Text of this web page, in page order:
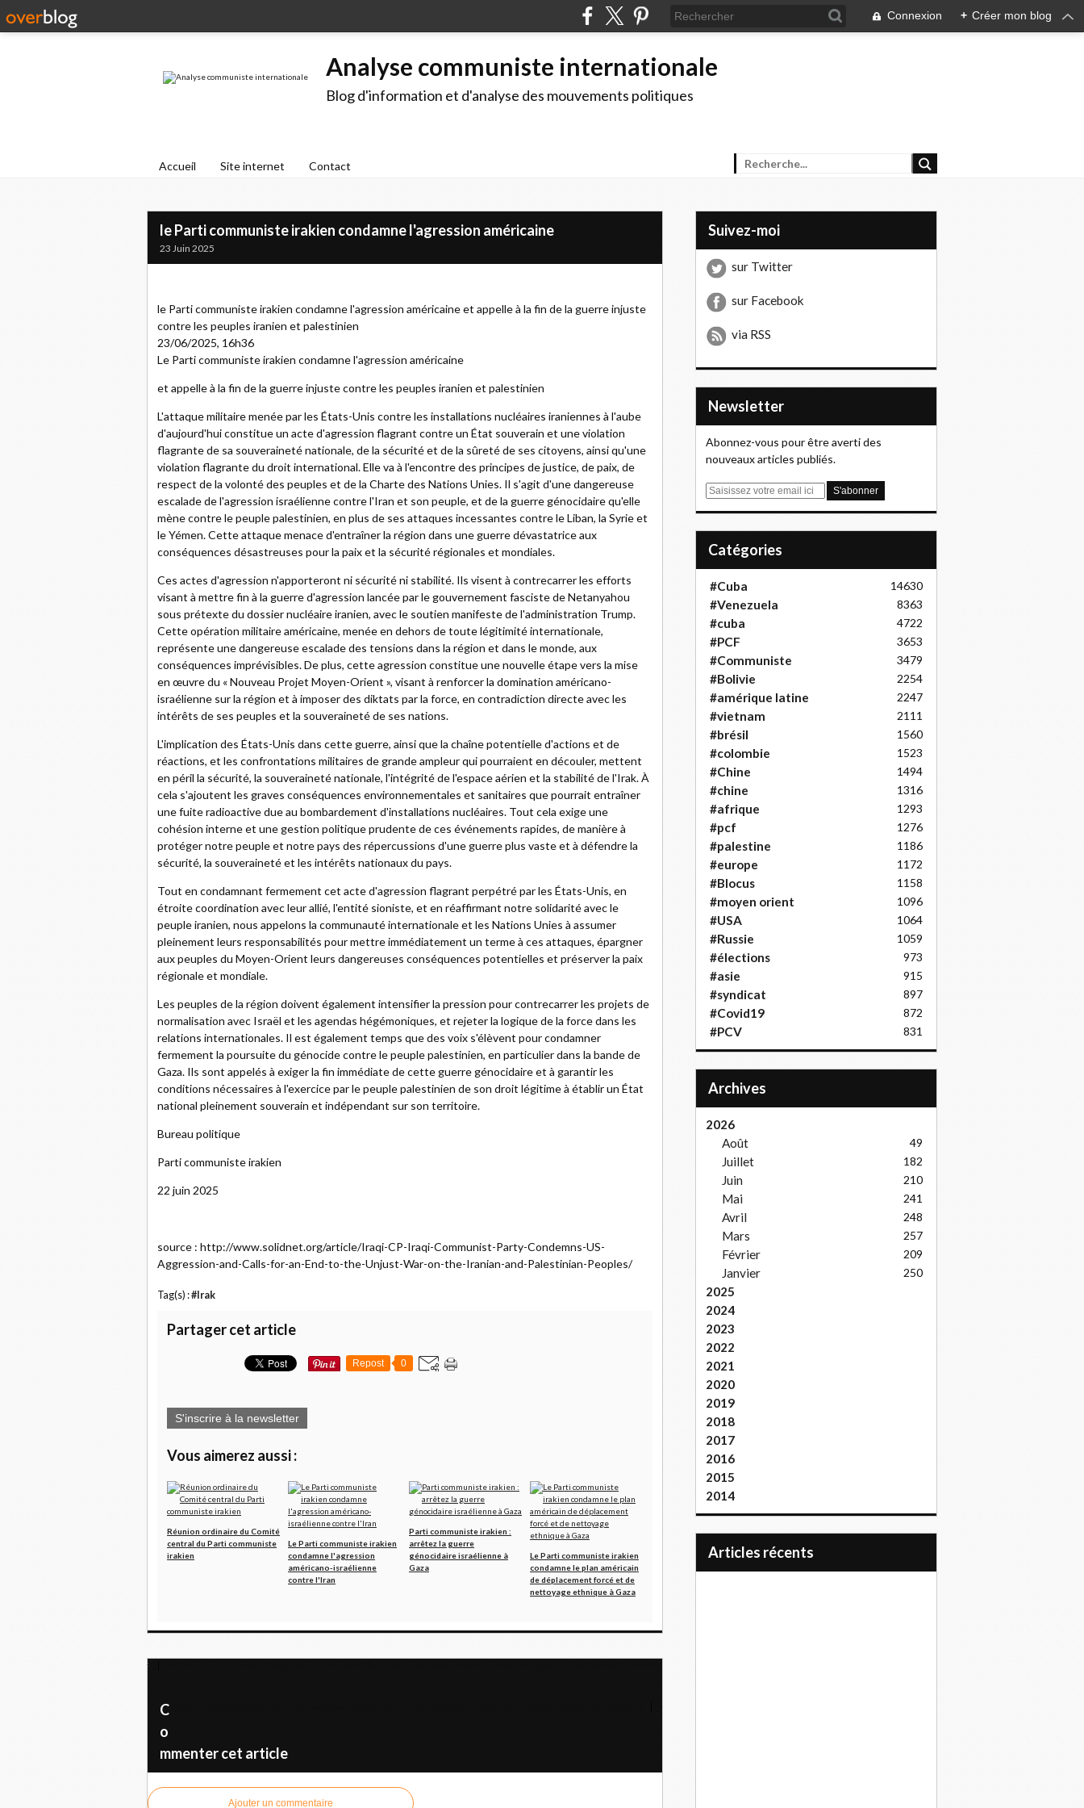
Connexion + Créer mon blog
Analyse communiste internationale
Blog d'information et d'analyse des mouvements politiques
Accueil Site internet Contact
le Parti communiste irakien condamne l'agression américaine
23 Juin 2025
le Parti communiste irakien condamne l'agression américaine et appelle à la fin de la guerre injuste
contre les peuples iranien et palestinien
23/06/2025, 16h36
Le Parti communiste irakien condamne l'agression américaine
et appelle à la fin de la guerre injuste contre les peuples iranien et palestinien
L'attaque militaire menée par les États-Unis contre les installations nucléaires iraniennes à l'aube
d'aujourd'hui constitue un acte d'agression flagrant contre un État souverain et une violation
flagrante de sa souveraineté nationale, de la sécurité et de la sûreté de ses citoyens, ainsi qu'une
violation flagrante du droit international. Elle va à l'encontre des principes de justice, de paix, de
respect de la volonté des peuples et de la Charte des Nations Unies. Il s'agit d'une dangereuse
escalade de l'agression israélienne contre l'Iran et son peuple, et de la guerre génocidaire qu'elle
mène contre le peuple palestinien, en plus de ses attaques incessantes contre le Liban, la Syrie et
le Yémen. Cette attaque menace d'entraîner la région dans une guerre dévastatrice aux
conséquences désastreuses pour la paix et la sécurité régionales et mondiales.
Ces actes d'agression n'apporteront ni sécurité ni stabilité. Ils visent à contrecarrer les efforts
visant à mettre fin à la guerre d'agression lancée par le gouvernement fasciste de Netanyahou
sous prétexte du dossier nucléaire iranien, avec le soutien manifeste de l'administration Trump.
Cette opération militaire américaine, menée en dehors de toute légitimité internationale,
représente une dangereuse escalade des tensions dans la région et dans le monde, aux
conséquences imprévisibles. De plus, cette agression constitue une nouvelle étape vers la mise
en œuvre du « Nouveau Projet Moyen-Orient », visant à renforcer la domination américano-
israélienne sur la région et à imposer des diktats par la force, en contradiction directe avec les
intérêts de ses peuples et la souveraineté de ses nations.
L'implication des États-Unis dans cette guerre, ainsi que la chaîne potentielle d'actions et de
réactions, et les confrontations militaires de grande ampleur qui pourraient en découler, mettent
en péril la sécurité, la souveraineté nationale, l'intégrité de l'espace aérien et la stabilité de l'Irak. À
cela s'ajoutent les graves conséquences environnementales et sanitaires que pourrait entraîner
une fuite radioactive due au bombardement d'installations nucléaires. Tout cela exige une
cohésion interne et une gestion politique prudente de ces événements rapides, de manière à
protéger notre peuple et notre pays des répercussions d'une guerre plus vaste et à défendre la
sécurité, la souveraineté et les intérêts nationaux du pays.
Tout en condamnant fermement cet acte d'agression flagrant perpétré par les États-Unis, en
étroite coordination avec leur allié, l'entité sioniste, et en réaffirmant notre solidarité avec le
peuple iranien, nous appelons la communauté internationale et les Nations Unies à assumer
pleinement leurs responsabilités pour mettre immédiatement un terme à ces attaques, épargner
aux peuples du Moyen-Orient leurs dangereuses conséquences potentielles et préserver la paix
régionale et mondiale.
Les peuples de la région doivent également intensifier la pression pour contrecarrer les projets de
normalisation avec Israël et les agendas hégémoniques, et rejeter la logique de la force dans les
relations internationales. Il est également temps que des voix s'élèvent pour condamner
fermement la poursuite du génocide contre le peuple palestinien, en particulier dans la bande de
Gaza. Ils sont appelés à exiger la fin immédiate de cette guerre génocidaire et à garantir les
conditions nécessaires à l'exercice par le peuple palestinien de son droit légitime à établir un État
national pleinement souverain et indépendant sur son territoire.
Bureau politique
Parti communiste irakien
22 juin 2025
source : http://www.solidnet.org/article/Iraqi-CP-Iraqi-Communist-Party-Condemns-US-
Aggression-and-Calls-for-an-End-to-the-Unjust-War-on-the-Iranian-and-Palestinian-Peoples/
Tag(s) :#Irak
Partager cet article
Repost 0
S'inscrire à la newsletter
Vous aimerez aussi :
Réunion ordinaire du Comité
central du Parti communiste
irakien
Le Parti communiste irakien
condamne l'agression
américano-israélienne
contre l'Iran
Parti communiste irakien :
arrêtez la guerre
génocidaire israélienne à
Gaza
Le Parti communiste irakien
condamne le plan américain
de déplacement forcé et de
nettoyage ethnique à Gaza
C
o
mmenter cet article
Ajouter un commentaire
Suivez-moi
sur Twitter
sur Facebook
via RSS
Newsletter
Abonnez-vous pour être averti des
nouveaux articles publiés.
E
Catégories
#Cuba 14630
#Venezuela 8363
#cuba 4722
#PCF 3653
#Communiste 3479
#Bolivie 2254
#amérique latine 2247
#vietnam 2111
#brésil 1560
#colombie 1523
#Chine 1494
#chine 1316
#afrique 1293
#pcf 1276
#palestine 1186
#europe 1172
#Blocus 1158
#moyen orient 1096
#USA 1064
#Russie 1059
#élections 973
#asie 915
#syndicat 897
#Covid19 872
#PCV 831
Archives
2026
Août
49
Juillet 182
Juin 210
Mai 241
Avril 248
Mars 257
Février 209
Janvier 250
2025
2024
2023
2022
2021
2020
2019
2018
2017
2016
2015
2014
articles récents